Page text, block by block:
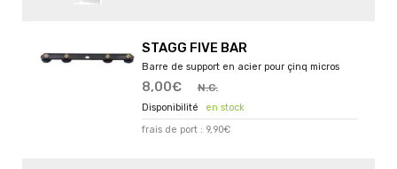
STAGG FIVE BAR
Barre de support en acier pour çinq micros
8,00€ N.C.
en stock
frais de port : 9,90€